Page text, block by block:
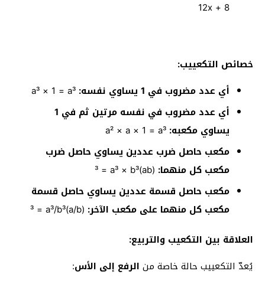
12x + 8
خصائص التكعييب:
أي عدد مضروب في 1 يساوي نفسه:
أي عدد مضروب في نفسه مرتين ثم في 1
يساوي مكعبه:
مكعب حاصل ضرب عددين يساوي حاصل ضرب
مكعب كل منهما: (ab)³ = a³ × b³
مكعب حاصل قسمة عددين يساوي حاصل قسمة
مكعب كل منهما على مكعب الآخر: (a/b)³ = a³/b³
العلاقة بين التكعيب والتربيع:
يُعدّ التكعييب حالة خاصة من الرفع إلى الأس: